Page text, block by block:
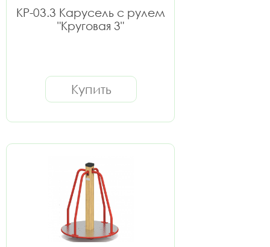
КР-03.3 Карусель с рулем
"Круговая 3"
Купить